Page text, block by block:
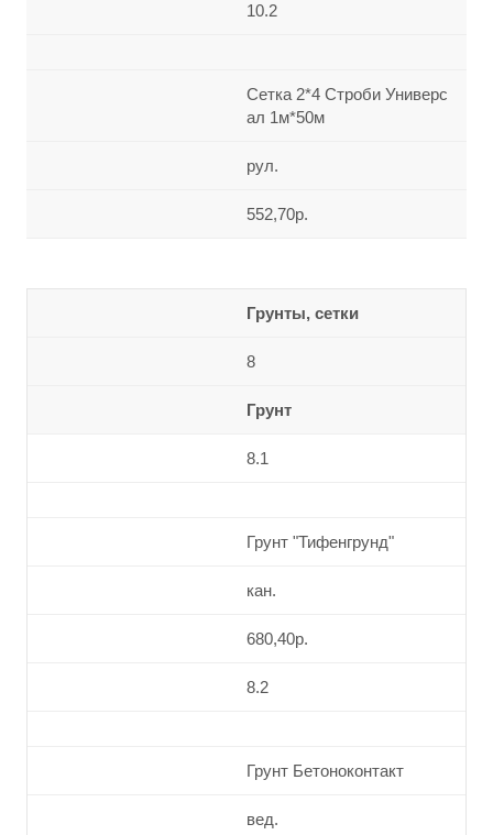
10.2
Сетка 2*4 Строби Универс
ал 1м*50м
рул.
552,70р.
Грунты, сетки
8
Грунт
8.1
Грунт "Тифенгрунд"
кан.
680,40р.
8.2
Грунт Бетоноконтакт
вед.